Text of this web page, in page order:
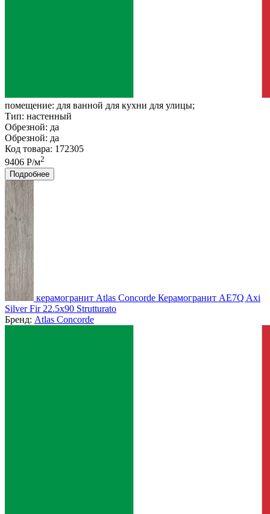
помещение: для ванной для кухни для улицы;
Тип: настенный
Обрезной: да
Обрезной: да
Код товара: 172305
9406 Р/м2
Подробнее
керамогранит Atlas Concorde Керамогранит AE7Q Axi
Silver Fir 22.5x90 Strutturato
Бренд: Atlas Concorde